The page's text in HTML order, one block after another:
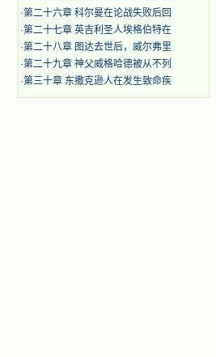
·第二十六章 科尔曼在论战失败后回
·第二十七章 英吉利圣人埃格伯特在
·第二十八章 图达去世后，威尔弗里
·第二十九章 神父威格哈德被从不列
·第三十章 东撒克逊人在发生致命疾